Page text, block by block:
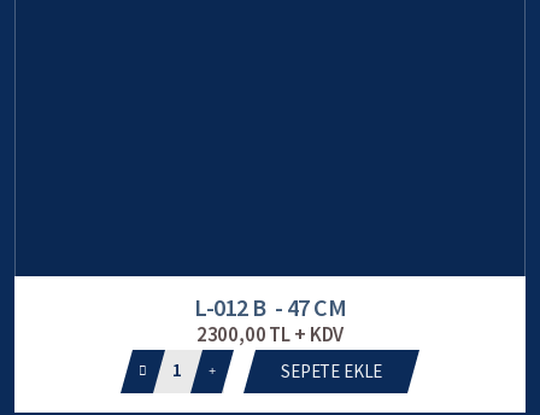
L-012 B - 47 CM
2300,00 TL + KDV
1 SEPETE EKLE